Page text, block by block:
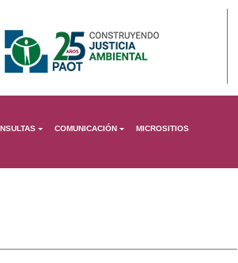
COMUNICACIÓN MICROSITIOS